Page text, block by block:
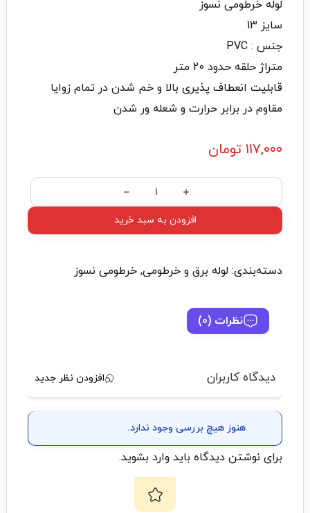
لوله خرطومی نسوز
سایز 13
جنس : PVC
متراژ حلقه حدود 20 متر
قابلیت انعطاف پذیری بالا و خم شدن در تمام زوایا
مقاوم در برابر حرارت و شعله ور شدن
۱۱۷,۰۰۰ تومان
افزودن به سبد خرید
دسته‌بندی: لوله برق و خرطومی, خرطومی نسوز
نظرات (0)
دیدگاه کاربران افزودن نظر جدید
هنوز هیچ بررسی وجود ندارد.
برای نوشتن دیدگاه باید وارد بشوید.